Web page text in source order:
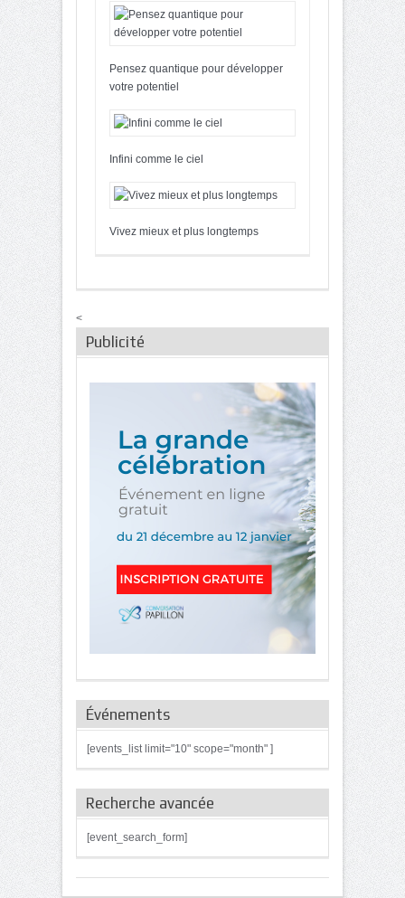
Pensez quantique pour développer
votre potentiel
Infini comme le ciel
Vivez mieux et plus longtemps
<
Publicité
Événements
[events_list limit="10" scope="month" ]
Recherche avancée
[event_search_form]